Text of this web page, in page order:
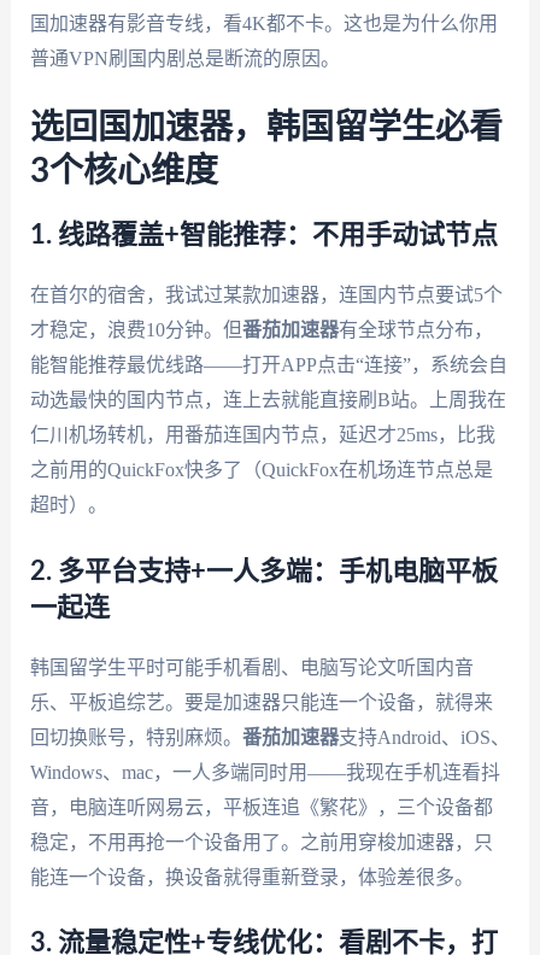
国加速器有影音专线，看4K都不卡。这也是为什么你用
普通VPN刷国内剧总是断流的原因。
选回国加速器，韩国留学生必看
3个核心维度
1. 线路覆盖+智能推荐：不用手动试节点
在首尔的宿舍，我试过某款加速器，连国内节点要试5个
才稳定，浪费10分钟。但番茄加速器有全球节点分布，
能智能推荐最优线路——打开APP点击“连接”，系统会自
动选最快的国内节点，连上去就能直接刷B站。上周我在
仁川机场转机，用番茄连国内节点，延迟才25ms，比我
之前用的QuickFox快多了（QuickFox在机场连节点总是
超时）。
2. 多平台支持+一人多端：手机电脑平板
一起连
韩国留学生平时可能手机看剧、电脑写论文听国内音
乐、平板追综艺。要是加速器只能连一个设备，就得来
回切换账号，特别麻烦。 番茄加速器支持Android、iOS、
Windows、mac，一人多端同时用——我现在手机连看抖
音，电脑连听网易云，平板连追《繁花》，三个设备都
稳定，不用再抢一个设备用了。之前用穿梭加速器，只
能连一个设备，换设备就得重新登录，体验差很多。
3. 流量稳定性+专线优化：看剧不卡，打